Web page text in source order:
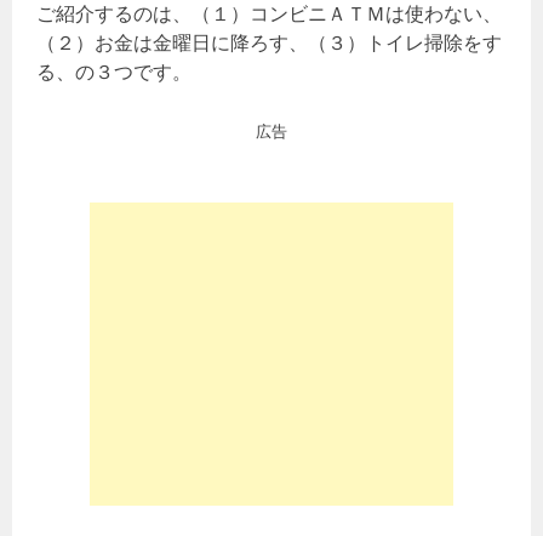
ご紹介するのは、（１）コンビニＡＴＭは使わない、
（２）お金は金曜日に降ろす、（３）トイレ掃除をす
る、の３つです。
広告